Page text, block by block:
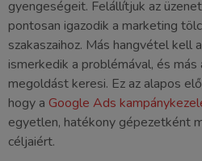
gyengeségeit. Felállítjuk az
pontosan igazodik a marketing
szakaszaihoz. Más hangvétel kell
ismerkedik a problémával, és más
megoldást keresi. Ez az alapos
hogy a Google Ads
egyetlen, hatékony gépezetként
céljaiért.